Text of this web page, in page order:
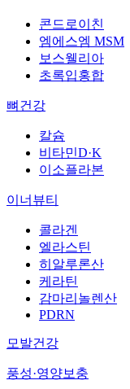
콘드로이친
엠에스엠 MSM
보스웰리아
초록입홍합
뼈건강
칼슘
비타민D·K
이소플라본
이너뷰티
콜라겐
엘라스틴
히알루론산
케라틴
감마리놀렌산
PDRN
모발건강
풍성·영양보충